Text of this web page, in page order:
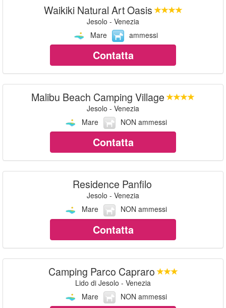
Waikiki Natural Art Oasis
Jesolo - Venezia
Mare
ammessi
Contatta
Malibu Beach Camping Village
Jesolo - Venezia
Mare
NON ammessi
Contatta
Residence Panfilo
Jesolo - Venezia
Mare
NON ammessi
Contatta
Camping Parco Capraro
Lido di Jesolo - Venezia
Mare
NON ammessi